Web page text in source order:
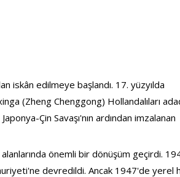
iskân edilmeye başlandı. 17. yüzyılda
(Zheng Chenggong) Hollandalıları
Çin Savaşı'nın ardından imzalanan
önemli bir dönüşüm geçirdi.
devredildi. Ancak 1947'de yerel